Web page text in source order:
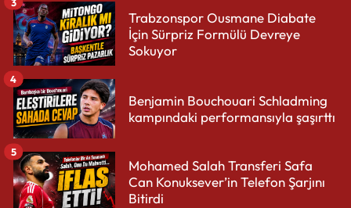
Trabzonspor Ousmane Diabate
İçin Sürpriz Formülü Devreye
Sokuyor
Benjamin Bouchouari Schladming
kampındaki performansıyla şaşırttı
4
Mohamed Salah Transferi Safa
Can Konuksever’in Telefon Şarjını
Bitirdi
5